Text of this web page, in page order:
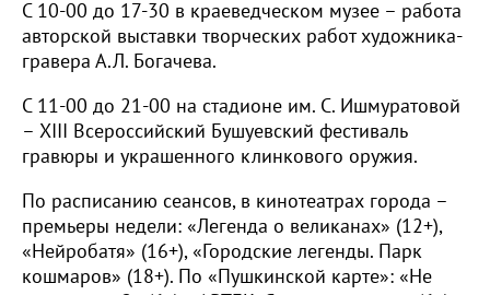
С 10-00 до 17-30 в краеведческом музее – работа
авторской выставки творческих работ художника-
гравера А.Л. Богачева.
С 11-00 до 21-00 на стадионе им. С. Ишмуратовой
– XIII Всероссийский Бушуевский фестиваль
гравюры и украшенного клинкового оружия.
По расписанию сеансов, в кинотеатрах города –
премьеры недели: «Легенда о великанах» (12+),
«Нейробатя» (16+), «Городские легенды. Парк
кошмаров» (18+). По «Пушкинской карте»: «Не